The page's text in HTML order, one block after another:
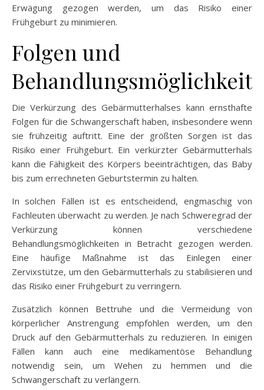
Erwägung gezogen werden, um das Risiko einer
Frühgeburt zu minimieren.
Folgen und
Die Verkürzung des Gebärmutterhalses kann ernsthafte
Folgen für die Schwangerschaft haben, insbesondere wenn
sie frühzeitig auftritt. Eine der größten Sorgen ist das
Risiko einer Frühgeburt. Ein verkürzter Gebärmutterhals
kann die Fähigkeit des Körpers beeinträchtigen, das Baby
bis zum errechneten Geburtstermin zu halten.
In solchen Fällen ist es entscheidend, engmaschig von
Fachleuten überwacht zu werden. Je nach Schweregrad der
Verkürzung können verschiedene
Behandlungsmöglichkeiten in Betracht gezogen werden.
Eine häufige Maßnahme ist das Einlegen einer
Zervixstütze, um den Gebärmutterhals zu stabilisieren und
das Risiko einer Frühgeburt zu verringern.
Zusätzlich können Bettruhe und die Vermeidung von
körperlicher Anstrengung empfohlen werden, um den
Druck auf den Gebärmutterhals zu reduzieren. In einigen
Fällen kann auch eine medikamentöse Behandlung
notwendig sein, um Wehen zu hemmen und die
Schwangerschaft zu verlängern.